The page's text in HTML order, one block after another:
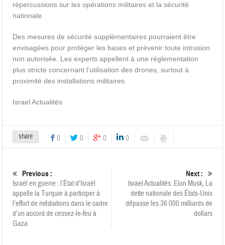
répercussions sur les opérations militaires et la sécurité
nationale.
Des mesures de sécurité supplémentaires pourraient être
envisagées pour protéger les bases et prévenir toute intrusion
non autorisée. Les experts appellent à une réglementation
plus stricte concernant l’utilisation des drones, surtout à
proximité des installations militaires.
Israel Actualités
share 0 0 0 0
Previous :
Israël en guerre : l’État d’Israël
appelle la Turquie à participer à
l’effort de médiations dans le cadre
d’un accord de cessez-le-feu à
Gaza
Next :
Israel Actualités: Elon Musk, La
dette nationale des États-Unis
dépasse les 36 000 milliards de
dollars